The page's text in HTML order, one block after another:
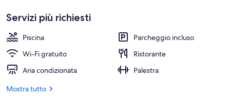
2 ristoranti, aperti a pranzo
Servizi più richiesti
Piscina
Parcheggio incluso
Wi-Fi gratuito
Ristorante
Aria condizionata
Palestra
Mostra tutto